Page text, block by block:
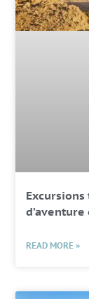
READ MORE »